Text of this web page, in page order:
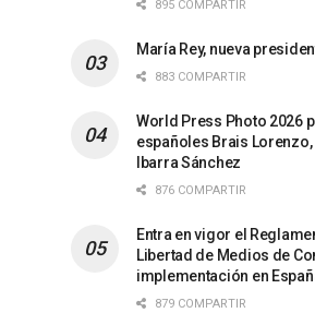
895 COMPARTIR
María Rey, nueva
883 COMPARTIR
World Press Photo 2026
españoles Brais Lorenzo,
Ibarra Sánchez
876 COMPARTIR
Entra en vigor el
Libertad de Medios de
implementación en
879 COMPARTIR